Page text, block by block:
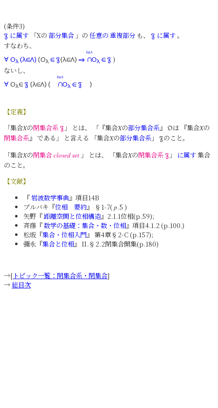
(条件3)
𝔉 に属す 「Xの 部分集合 」の 任意の 重複部分 も、 𝔉 に属す。
すなわち、
∀Oλ(λ∈Λ) (Oλ ∈𝔉(λ∈Λ) ⇒ ∩
λ∈Λ
Oλ ∈𝔉 )
ないし、
∀Oλ∈𝔉 (λ∈Λ) ( ∩
λ∈Λ
Oλ ∈𝔉 )
【定義】
「集合Xの閉集合系𝔉 」 とは、 「『集合Xの部分集合系』 𝔒 は 『集合Xの
閉集合系
』 である」 と言える 「集合Xの部分集合系 」 𝔉のこと。
「集合Xの閉集合closed set 」 とは、 「集合Xの閉集合系𝔉 」 に属す
のこと。
【文献】
『岩波数学事典』項目14B
ブルバキ『位相 要約 』 §1-7( p.5 )
矢野『距離空間と位相構造』2.1.1位相(p.59);
斉藤『数学の基礎：集合・数・位相』項目4.1.2 (p.100.)
松坂『集合・位相入門
』 第4章§2-C (p.157);
彌永『集合と位相 』 II.§2.2閉集合開集(p.180)
→[ トピック一覧：閉集合系・閉集合]
→ 総目次